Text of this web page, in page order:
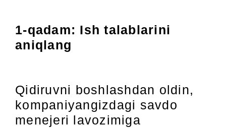
1-qadam: Ish talablarini
aniqlang
Qidiruvni boshlashdan oldin,
kompaniyangizdagi savdo
menejeri lavozimiga